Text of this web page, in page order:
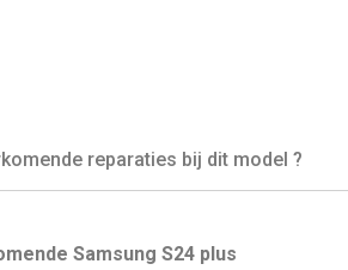
reparaties bij dit model ?
Samsung S24 plus